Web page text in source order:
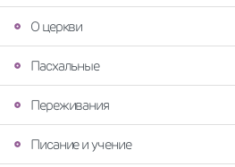
О церкви
Пасхальные
Переживания
Писание и учение